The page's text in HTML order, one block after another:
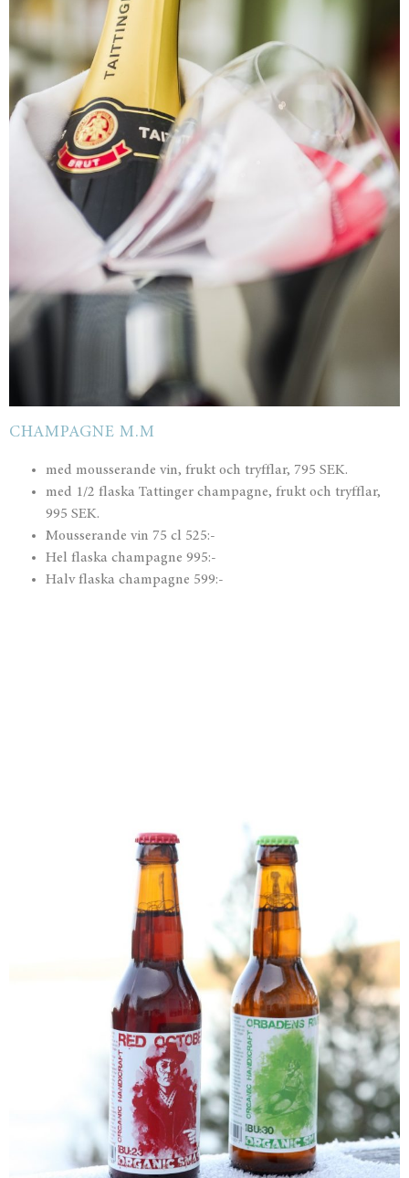
CHAMPAGNE M.M
med mousserande vin, frukt och tryfflar, 795 SEK.
med 1/2 flaska Tattinger champagne, frukt och tryfflar,
995 SEK.
Mousserande vin 75 cl 525:-
Hel flaska champagne 995:-
Halv flaska champagne 599:-